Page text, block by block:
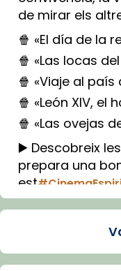
de mirar els
🍿 «El día de la
🍿 «Las locas
🍿 «Viaje al
🍿 «León XIV, el
🍿 «Las ovejas
▶️ Descobreix
prepara una
est
Imatge: